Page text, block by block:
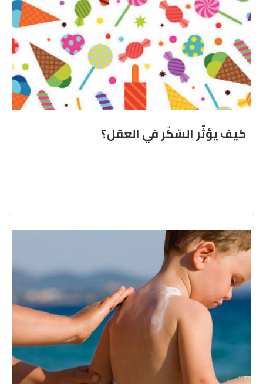
كيف يؤثّر السّكّر في العقل؟